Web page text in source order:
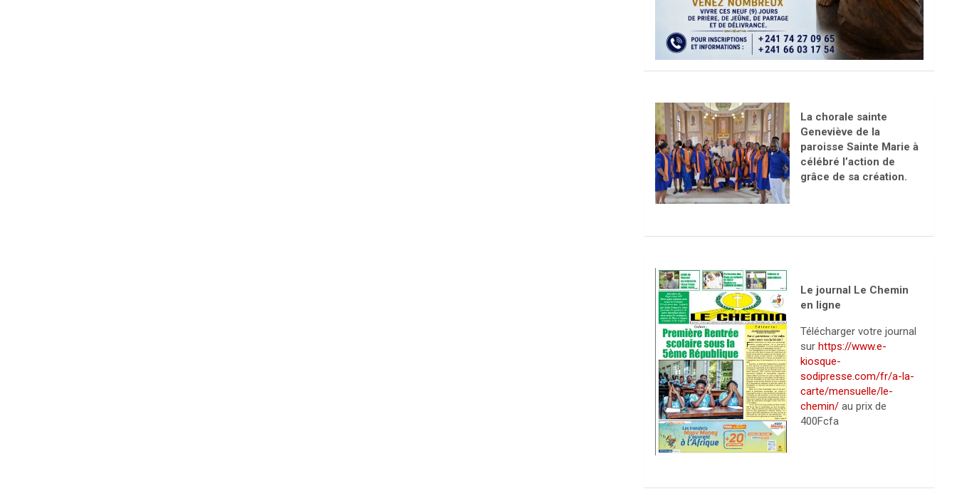
La chorale sainte
Geneviève de la
paroisse Sainte Marie à
célébré l’action de
grâce de sa création.
Le journal Le Chemin
en ligne
Télécharger votre journal
sur https://www.e-
kiosque-
sodipresse.com/fr/a-la-
carte/mensuelle/le-
chemin/au prix de
400Fcfa